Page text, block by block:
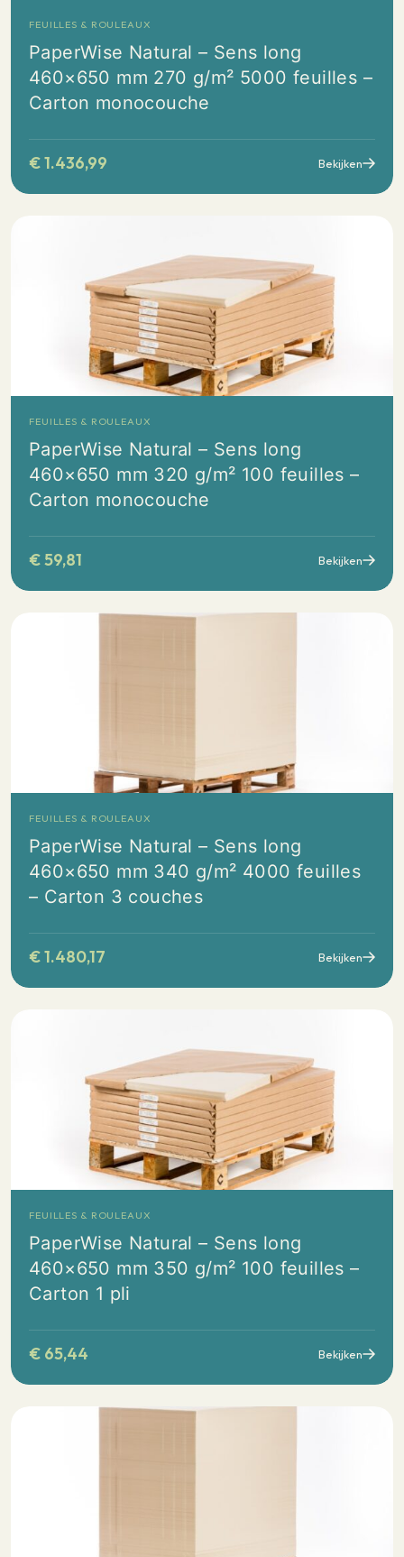
FEUILLES & ROULEAUX
PaperWise Natural – Sens long
460×650 mm 270 g/m² 5000 feuilles –
Carton monocouche
€1.436,99 Bekijken
FEUILLES & ROULEAUX
PaperWise Natural – Sens long
460×650 mm 320 g/m² 100 feuilles –
Carton monocouche
€59,81 Bekijken
FEUILLES & ROULEAUX
PaperWise Natural – Sens long
460×650 mm 340 g/m² 4000 feuilles
– Carton 3 couches
€1.480,17 Bekijken
FEUILLES & ROULEAUX
PaperWise Natural – Sens long
460×650 mm 350 g/m² 100 feuilles –
Carton 1 pli
€ 65,44 Bekijken